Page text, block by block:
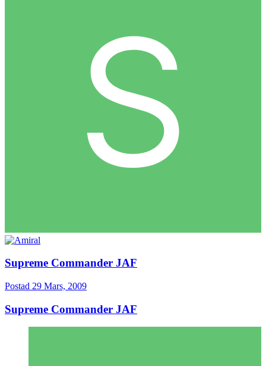
Supreme Commander JAF
Postad 29 Mars, 2009
Supreme Commander JAF